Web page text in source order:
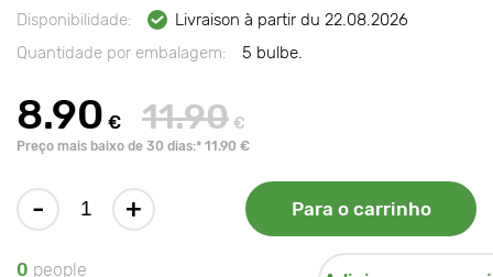
Disponibilidade:
Livraison à partir du 22.08.2026
Quantidade por embalagem:
5 bulbe.
8.90 € 11.90 €
Preço mais baixo de 30 dias:* 11.90 €
- + Para o carrinho
0 people